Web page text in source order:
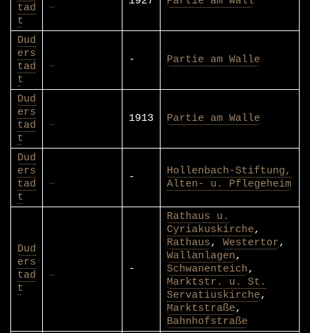
tad
t
Dud
ers
tad
t
- Partie am Walle
Dud
ers
tad
t
1913 Partie am Walle
Dud
ers
tad
t
-
Hollenbach-Stiftung,
Alten- u. Pflegeheim
Dud
ers
tad
t
-
Rathaus u.
Cyriakuskirche,
Rathaus, Westertor,
Wallanlagen,
Schwanenteich,
Marktstr. u. St.
Servatiuskirche,
Marktstraße,
Bahnhofstraße